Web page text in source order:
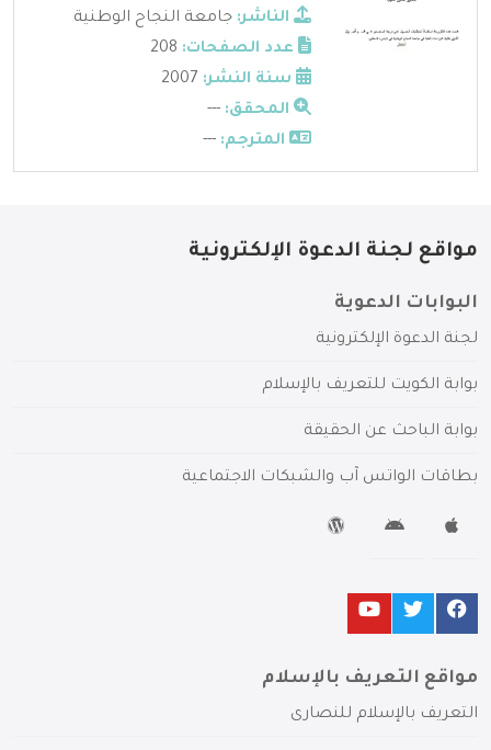
الناشر: جامعة النجاح الوطنية
عدد الصفحات:
سنة النشر:
المحقق: ---
المترجم: ---
مواقع لجنة الدعوة الإلكترونية
البوابات الدعوية
لجنة الدعوة الإلكترونية
بوابة الكويت للتعريف بالإسلام
بوابة الباحث عن الحقيقة
بطاقات الواتس آب والشبكات الاجتماعية
مواقع التعريف بالإسلام
التعريف بالإسلام للنصارى